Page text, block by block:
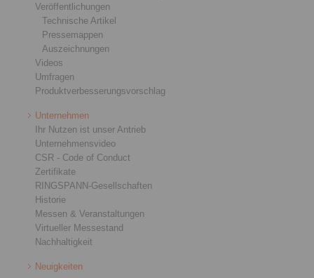
Veröffentlichungen
Technische Artikel
Pressemappen
Auszeichnungen
Videos
Umfragen
Produktverbesserungsvorschlag
Unternehmen
Ihr Nutzen ist unser Antrieb
Unternehmensvideo
CSR - Code of Conduct
Zertifikate
RINGSPANN-Gesellschaften
Historie
Messen & Veranstaltungen
Virtueller Messestand
Nachhaltigkeit
Neuigkeiten